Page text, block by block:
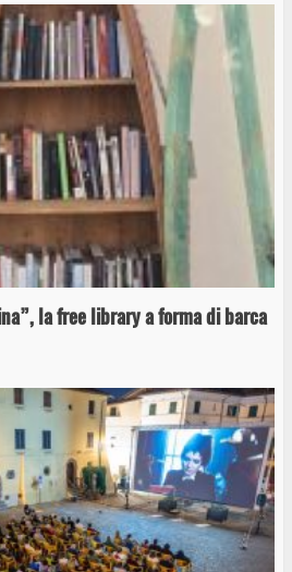
la free library a forma di barca